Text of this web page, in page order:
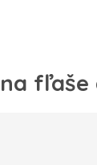
na